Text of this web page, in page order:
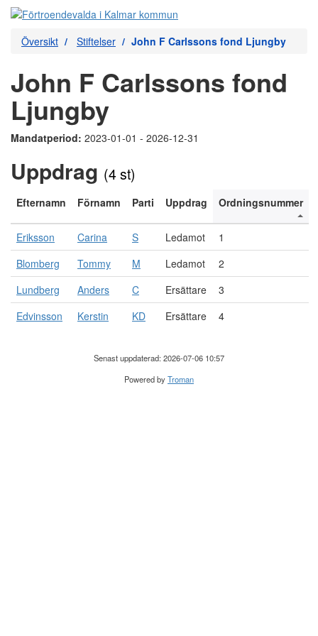
Översikt Stiftelser John F Carlssons fond Ljungby
John F Carlssons fond
Ljungby
Mandatperiod: 2023-01-01 - 2026-12-31
Uppdrag (4 st)
Efternamn Förnamn Parti Uppdrag Ordningsnummer
Eriksson Carina S Ledamot
1
Blomberg
Tommy M Ledamot
2
Lundberg
Anders C Ersättare
3
Edvinsson
Kerstin KD Ersättare 4
Senast uppdaterad: 2026-07-06 10:57
Powered byTroman